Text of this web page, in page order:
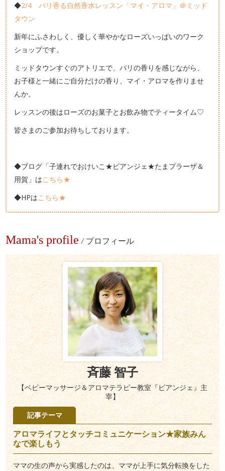
◆2/4 パリ香る自然香水レッスン「マイ・アロマ」＠ミッド
タウン
新年にふさわしく、優しく華やかなローズいっぱいのワーク
ショップです。
ミッドタウンすぐのアトリエで、パリの香りを感じながら、
お子様と一緒にご自分だけの香り、マイ・アロマを作りませ
んか。
レッスンの後はローズのお菓子とお飲み物でティータイム♡
皆さまのご参加お待ちしております。
◆ブログ「子連れでおけいこ★ビアンジェ★たまプラーザ＆
用賀」はこちら★
◆HPはこちら★
Mama's profile / プロフィール
斉藤 智子
【ベビーマッサージ＆アロマテラピー教室『ビアンジェ』主
宰】
記事テーマ
アロマライフとタッチコミュニケーション★家族みん
なで楽しもう
ママの生の声から実感したのは、ママが上手に気分転換をした